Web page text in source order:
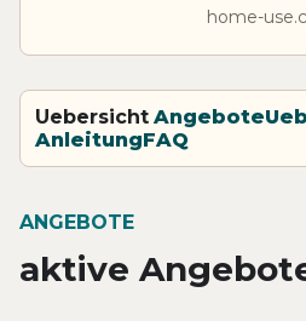
home-
Uebersicht Angebote
AnleitungFAQ
ANGEBOTE
aktive